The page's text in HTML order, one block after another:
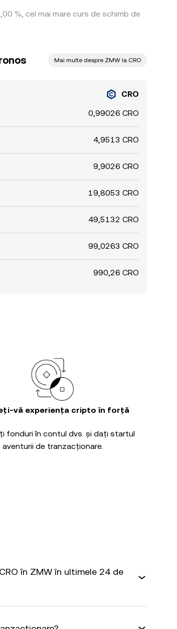
%, cel mai mare curs de schimb de
Mai multe despre ZMW la CRO
CRO
0,99026 CRO
4,9513 CRO
9,9026 CRO
19,8053 CRO
49,5132 CRO
99,0263 CRO
990,26 CRO
vă experiența cripto în forță
fonduri în contul dvs. și dați startul
aventurii de tranzacționare.
în ZMW în ultimele 24 de